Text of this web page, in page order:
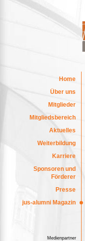
Home
Über uns
Mitglieder
Mitgliedsbereich
Aktuelles
Weiterbildung
Karriere
Sponsoren und
Förderer
Presse
jus-alumni Magazin
Medienpartner